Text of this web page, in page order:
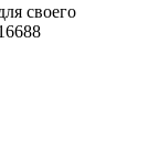
своего